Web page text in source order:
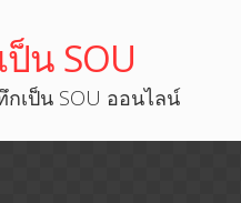
ป็น SOU
กเป็น SOU ออนไลน์